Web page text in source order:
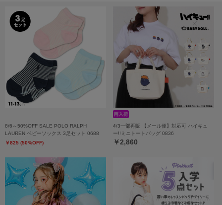
8/6～50%OFF SALE POLO RALPH
LAUREN ベビーソックス 3足セット 0688
￥825 (50%OFF)
4/3一部再販 【メール便】対応可 ハイキュ
ー!!ミニトートバッグ 0836
￥2,860